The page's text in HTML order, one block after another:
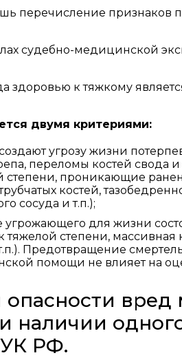
перечисление признаков
судебно-медицинской
к тяжкому
двумя критериями:
угрозу жизни
переломы костей свода
степени, проникающие
костей,
сосуда и т.п.);
для жизни
тяжелой степени, массивная
Предотвращение
помощи не влияет на
опасности
наличии
УК РФ.